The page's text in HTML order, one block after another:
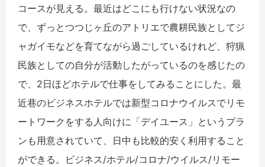
コースが見える。最近はどこにも行けない状況なの
で、ずっとつつじヶ丘のアトリエで農耕民族としてジ
ャガイモなどを育てながら過ごしているけれど、狩猟
民族としての自分が活動したがっているのを感じたの
で、2日ほどホテルで仕事をしてみることにした。最
近巷のビジネスホテルでは新型コロナウイルスでリモ
ートワークをする人向けに「デイユース」というプラ
ンも用意されていて、日中も比較的安く利用すること
ができる。ビジネス/ホテル/コロナ/ウイルス/リモー